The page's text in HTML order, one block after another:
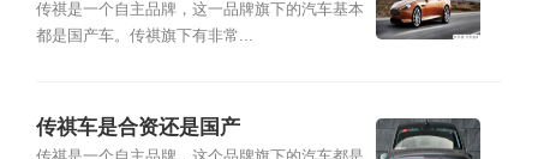
传祺是一个自主品牌，这一品牌旗下的汽车基本
都是国产车。传祺旗下有非常...
传祺车是合资还是国产